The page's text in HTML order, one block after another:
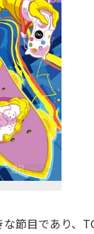
節目であり、